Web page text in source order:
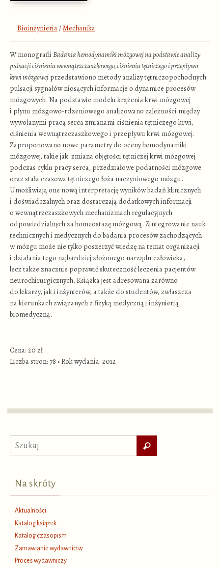
Bioinżynieria/Mechanika
W monografii Badania hemodynamiki mózgowej na podstawie analizy
pulsacji ciśnienia wewnątrzczaszkowego, ciśnienia tętniczego i przepływu
krwi mózgowej przedstawiono metody analizy tętniczopochodnych
pulsacji sygnałów niosących informacje o dynamice procesów
mózgowych. Na podstawie modelu krążenia krwi mózgowej
i płynu mózgowo-rdzeniowego analizowano zależności między
wywołanymi pracą serca zmianami ciśnienia tętniczego krwi,
ciśnienia wewnątrzczaszkowego i przepływu krwi mózgowej.
Zaproponowano nowe parametry do oceny hemodynamiki
mózgowej, takie jak: zmiana objętości tętniczej krwi mózgowej
podczas cyklu pracy serca, przedziałowe podatności mózgowe
oraz stała czasowa tętniczego łoża naczyniowego mózgu.
Umożliwiają one nową interpretację wyników badań klinicznych
i doświadczalnych oraz dostarczają dodatkowych informacji
o wewnątrzczaszkowych mechanizmach regulacyjnych
odpowiedzialnych za homeostazę mózgową. Zintegrowanie nauk
technicznych i medycznych do badania procesów zachodzących
w mózgu może nie tylko poszerzyć wiedzę na temat organizacji
i działania tego najbardziej złożonego narządu człowieka,
lecz także znacznie poprawić skuteczność leczenia pacjentów
neurochirurgicznych. Książka jest adresowana zarówno
do lekarzy, jak i inżynierów, a także do studentów, zwłaszcza
na kierunkach związanych z fizyką medyczną i inżynierią
biomedyczną.
Cena: 20 zł
Liczba stron: 78 • Rok wydania: 2012
Szukaj
Na skróty
Aktualności
Katalog książek
Katalog czasopism
Zamawianie wydawnictw
Proces wydawniczy